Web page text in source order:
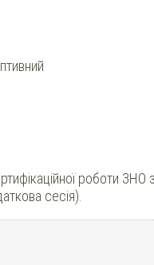
роботи ЗНО з
сесія).